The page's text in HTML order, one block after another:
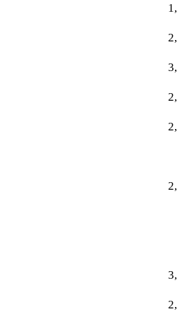
雄 1,970（
熙 2,010（
3,969（
英 2,287（
宜 2,015（
卓陶
東 2,470（
伯棟
玉敏
遠 3,664（
玲 2,143（